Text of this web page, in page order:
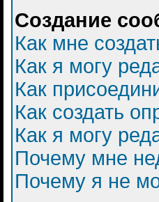
Создание
Как мне
Как я могу
Как
Как создать
Как я могу
Почему мне
Почему я не